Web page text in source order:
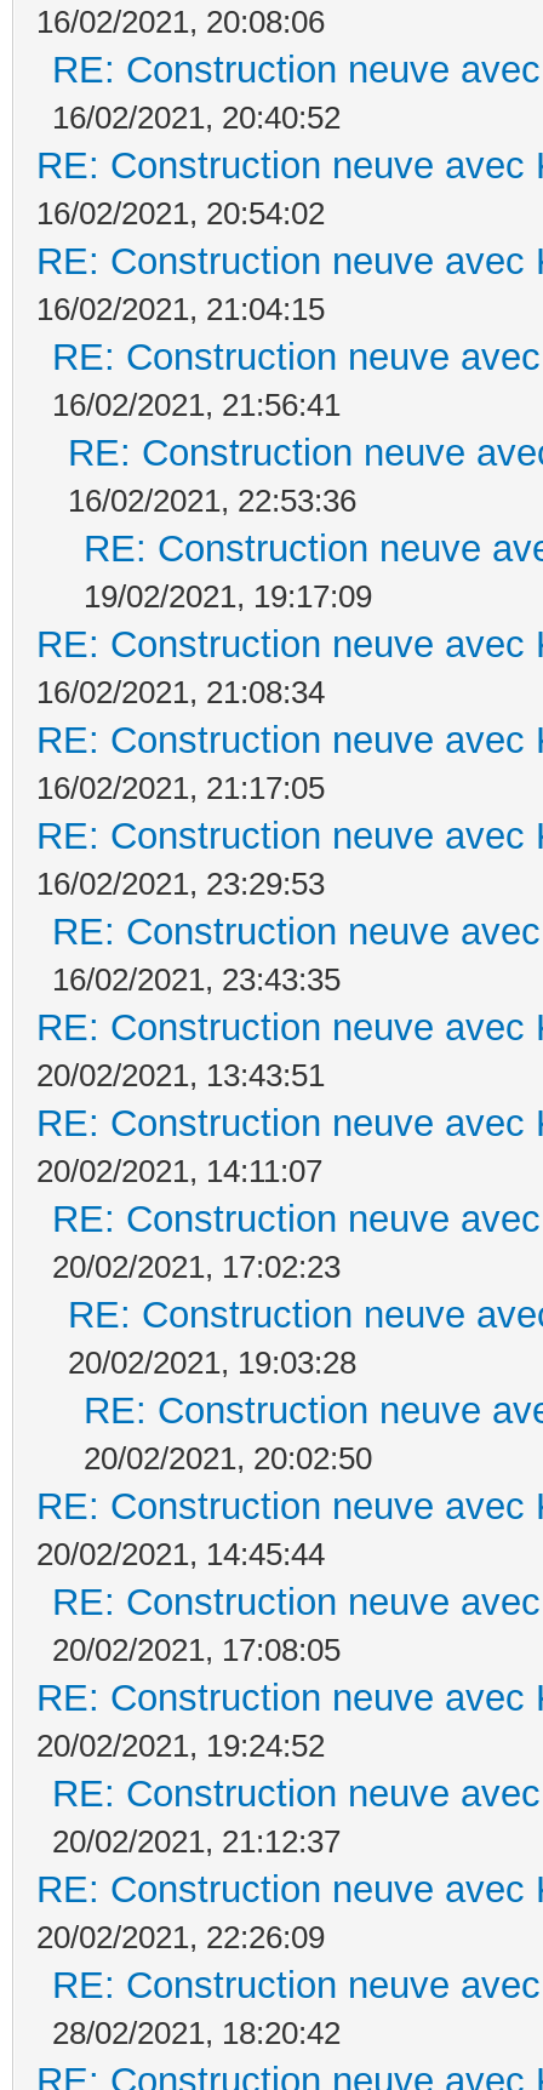
16/02/2021, 20:08:06
RE: Construction neuve
16/02/2021, 20:40:52
RE: Construction neuve avec
16/02/2021, 20:54:02
RE: Construction neuve avec
16/02/2021, 21:04:15
RE: Construction neuve
16/02/2021, 21:56:41
RE: Construction neuve
16/02/2021, 22:53:36
RE: Construction neuve
19/02/2021, 19:17:09
RE: Construction neuve avec
16/02/2021, 21:08:34
RE: Construction neuve avec
16/02/2021, 21:17:05
RE: Construction neuve avec
16/02/2021, 23:29:53
RE: Construction neuve
16/02/2021, 23:43:35
RE: Construction neuve avec
20/02/2021, 13:43:51
RE: Construction neuve avec
20/02/2021, 14:11:07
RE: Construction neuve
20/02/2021, 17:02:23
RE: Construction neuve
20/02/2021, 19:03:28
RE: Construction neuve
20/02/2021, 20:02:50
RE: Construction neuve avec
20/02/2021, 14:45:44
RE: Construction neuve
20/02/2021, 17:08:05
RE: Construction neuve avec
20/02/2021, 19:24:52
RE: Construction neuve
20/02/2021, 21:12:37
RE: Construction neuve avec
20/02/2021, 22:26:09
RE: Construction neuve
28/02/2021, 18:20:42
RE: Construction neuve avec